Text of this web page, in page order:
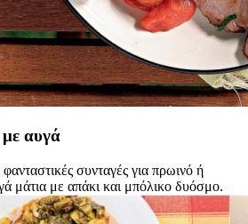
αυγά
συνταγές για πρωινό ή
μάτια με απάκι και μπόλικο δυόσμο.